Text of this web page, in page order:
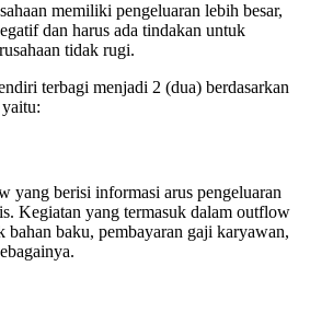
memiliki pengeluaran lebih besar,
dan harus ada tindakan untuk
tidak rugi.
terbagi menjadi 2 (dua) berdasarkan
yang berisi informasi arus pengeluaran
Kegiatan yang termasuk dalam outflow
bahan baku, pembayaran gaji karyawan,